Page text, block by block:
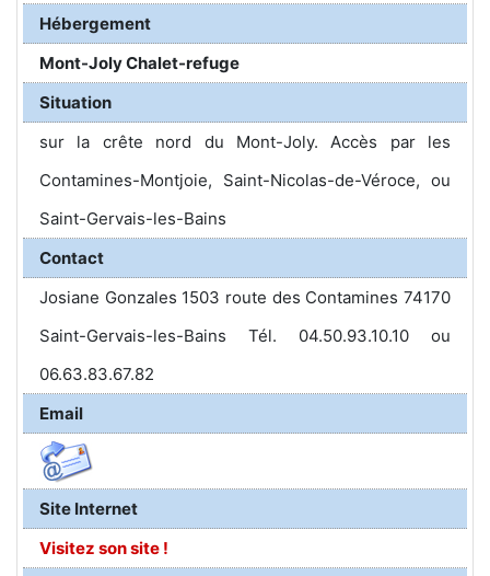
Hébergement
Mont-Joly Chalet-refuge
Situation
sur la crête nord du Mont-Joly. Accès par les
Contamines-Montjoie, Saint-Nicolas-de-Véroce, ou
Saint-Gervais-les-Bains
Contact
Josiane Gonzales 1503 route des Contamines 74170
Saint-Gervais-les-Bains Tél. 04.50.93.10.10 ou
06.63.83.67.82
Email
Site Internet
Visitez son site !